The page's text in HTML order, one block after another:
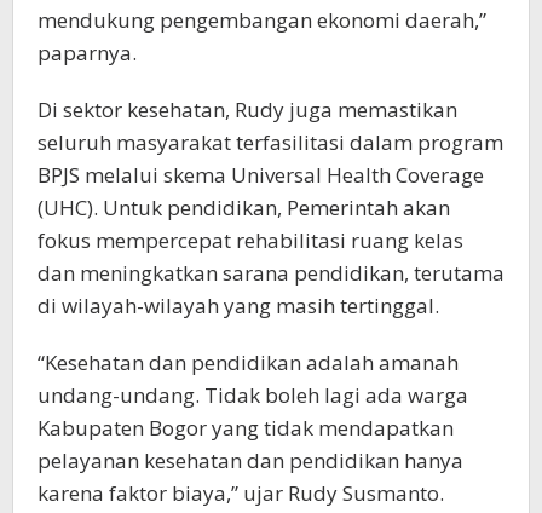
mendukung pengembangan ekonomi daerah,”
paparnya.
Di sektor kesehatan, Rudy juga memastikan
seluruh masyarakat terfasilitasi dalam program
BPJS melalui skema Universal Health Coverage
(UHC). Untuk pendidikan, Pemerintah akan
fokus mempercepat rehabilitasi ruang kelas
dan meningkatkan sarana pendidikan, terutama
di wilayah-wilayah yang masih tertinggal.
“Kesehatan dan pendidikan adalah amanah
undang-undang. Tidak boleh lagi ada warga
Kabupaten Bogor yang tidak mendapatkan
pelayanan kesehatan dan pendidikan hanya
karena faktor biaya,” ujar Rudy Susmanto.